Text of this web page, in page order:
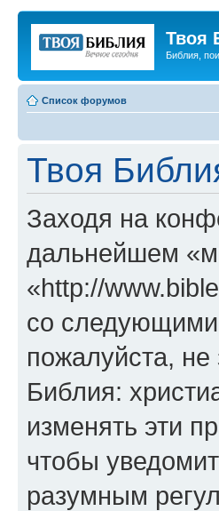
Твоя
Библия,
Список форумов
Твоя
Заходя на
дальнейшем
«http://
со
пожалуйста,
Библия:
изменять эти
чтобы
разумным